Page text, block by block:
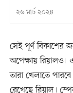
২৬ মার্চ ২০২৪
সেই পূর্ণ বিকাশের
অপেক্ষায়
তারা খেলাতে
রেখেছে রিয়াল।